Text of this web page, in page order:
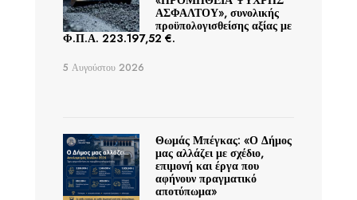
ΑΣΦΑΛΤΟΥ», συνολικής
προϋπολογισθείσης αξίας με
Φ.Π.Α. 223.197,52 €.
5 Αυγούστου 2026
Θωμάς Μπέγκας: «Ο Δήμος
μας αλλάζει με σχέδιο,
επιμονή και έργα που
αφήνουν πραγματικό
αποτύπωμα»